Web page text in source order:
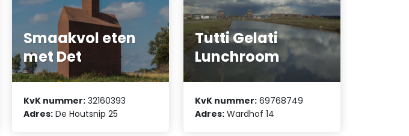
Smaakvol eten
met Det
KvK nummer: 32160393
Adres: De Houtsnip 25
Tutti Gelati
Lunchroom
KvK nummer: 69768749
Adres: Wardhof 14